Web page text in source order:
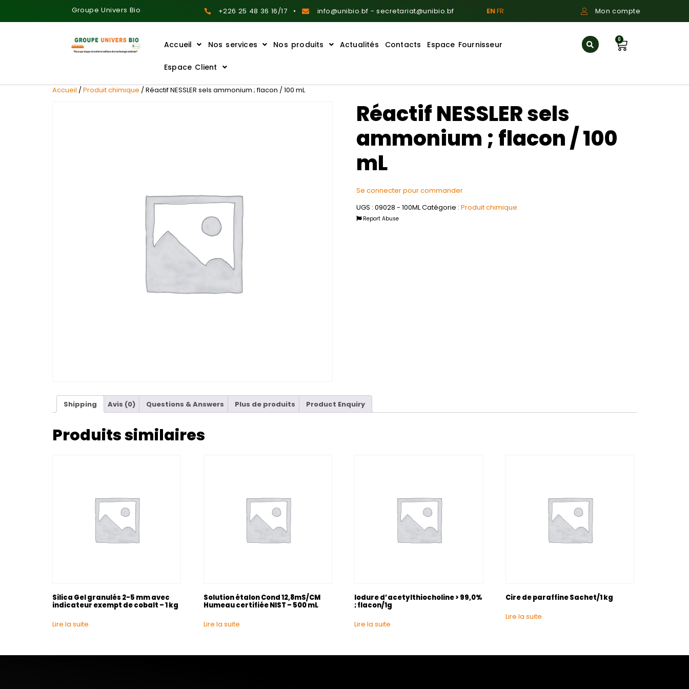
Groupe Univers Bio +226 25 48 36 16/17 info@unibio.bf - secretariat@unibio.bf ENFR Mon compte
Accueil Nos services Nos produits Actualités Contacts Espace Fournisseur
Espace Client
0
Accueil /Produit chimique / Réactif NESSLER sels ammonium ; flacon / 100 mL
Réactif NESSLER sels
ammonium ; flacon / 100
mL
Se connecter pour commander
UGS : 09028 - 100MLCatégorie : Produit chimique
Report Abuse
Shipping Avis (0) Questions & Answers Plus de produits Product Enquiry
Produits similaires
Silica Gel granulés 2-5 mm avec
indicateur exempt de cobalt – 1 kg
Lire la suite
Solution étalon Cond 12,8mS/CM
Humeau certifiée NIST – 500 mL
Lire la suite
Iodure d’acetylthiocholine > 99,0%
; flacon/1g
Lire la suite
Cire de paraffine Sachet/1 kg
Lire la suite